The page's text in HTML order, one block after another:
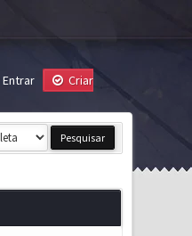
Entrar
Criar